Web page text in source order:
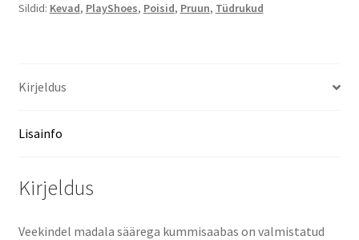
Sildid: Kevad, PlayShoes, Poisid, Pruun, Tüdrukud
Kirjeldus
Lisainfo
Kirjeldus
Veekindel madala säärega kummisaabas on valmistatud